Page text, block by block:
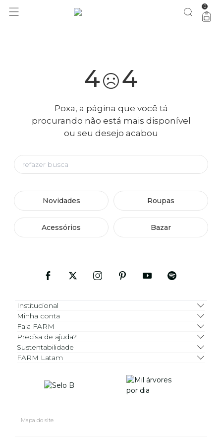
você merece 30% OFF pra comemorar com a gente aproveita! 0
4 4
Poxa, a página que você tá
procurando não está mais disponível
ou seu desejo acabou
Novidades Roupas
Acessórios Bazar
Institucional
Minha conta
Fala FARM
Precisa de ajuda?
Sustentabilidade
FARM Latam
Mapa do site